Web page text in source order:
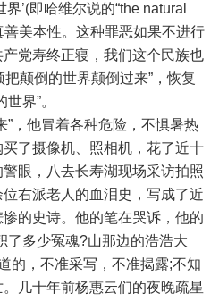
’(即哈维尔说的“the natural
美本性。这种罪恶如果不进行
党寿终正寝，我们这个民族也
把颠倒的世界颠倒过来”，恢复
界”。
”，他冒着各种危险，不惧暑热
了摄像机、照相机，花了近十
眼，八去长寿湖现场采访拍照
右派老人的血泪史，写成了近
的史诗。他的笔在哭诉，他的
了多少冤魂?山那边的浩浩大
的，不准采写，不准揭露;不知
几十年前杨惠云们的夜晚疏星